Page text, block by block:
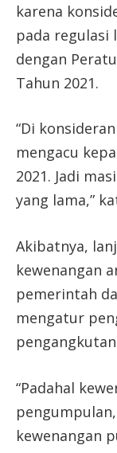
karena
pada regulasi
dengan
Tahun 2021.
“Di
mengacu
2021. Jadi
yang lama,”
Akibatnya,
kewenangan
pemerintah
mengatur
“Padahal
kewenangan